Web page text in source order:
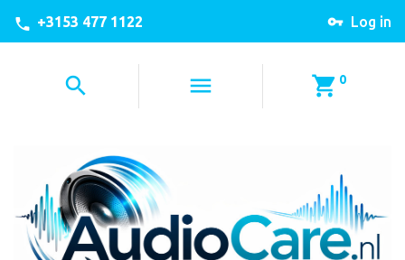
Log in
+3153 477 1122
0